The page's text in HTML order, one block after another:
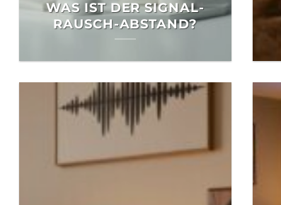
WAS IST DER SIGNAL-
RAUSCH-ABSTAND?